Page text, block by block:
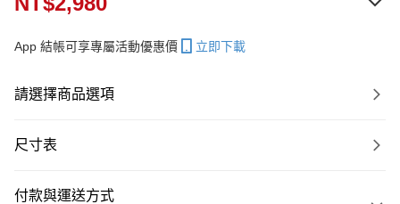
App 結帳可享專屬活動優惠價 立即下載
請選擇商品選項
尺寸表
付款與運送方式